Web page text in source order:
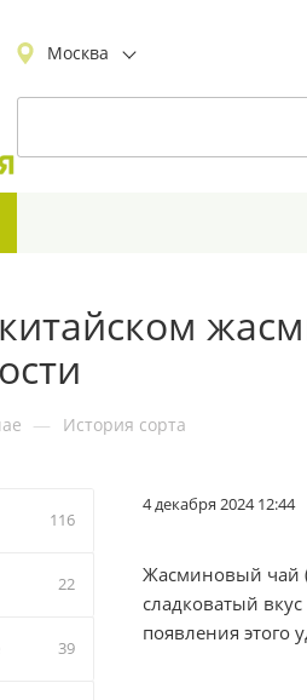
Москва
— История сорта
4 декабря 2024 12:44
Жасминовый чай
сладковатый
появления этого
116
22
39